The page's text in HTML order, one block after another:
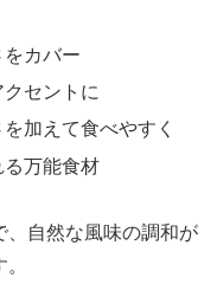
カバー
クセントに
を加えて食べやすく
る万能食材
、自然な風味の調和が